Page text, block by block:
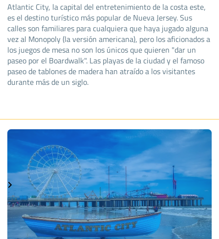
Atlantic City, la capital del entretenimiento de la costa este,
es el destino turístico más popular de Nueva Jersey. Sus
calles son familiares para cualquiera que haya jugado alguna
vez al Monopoly (la versión americana), pero los aficionados a
los juegos de mesa no son los únicos que quieren "dar un
paseo por el Boardwalk". Las playas de la ciudad y el famoso
paseo de tablones de madera han atraído a los visitantes
durante más de un siglo.